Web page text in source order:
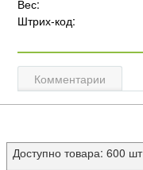
Вес:
Штрих-код:
Комментарии
Доступно товара: 600 шт